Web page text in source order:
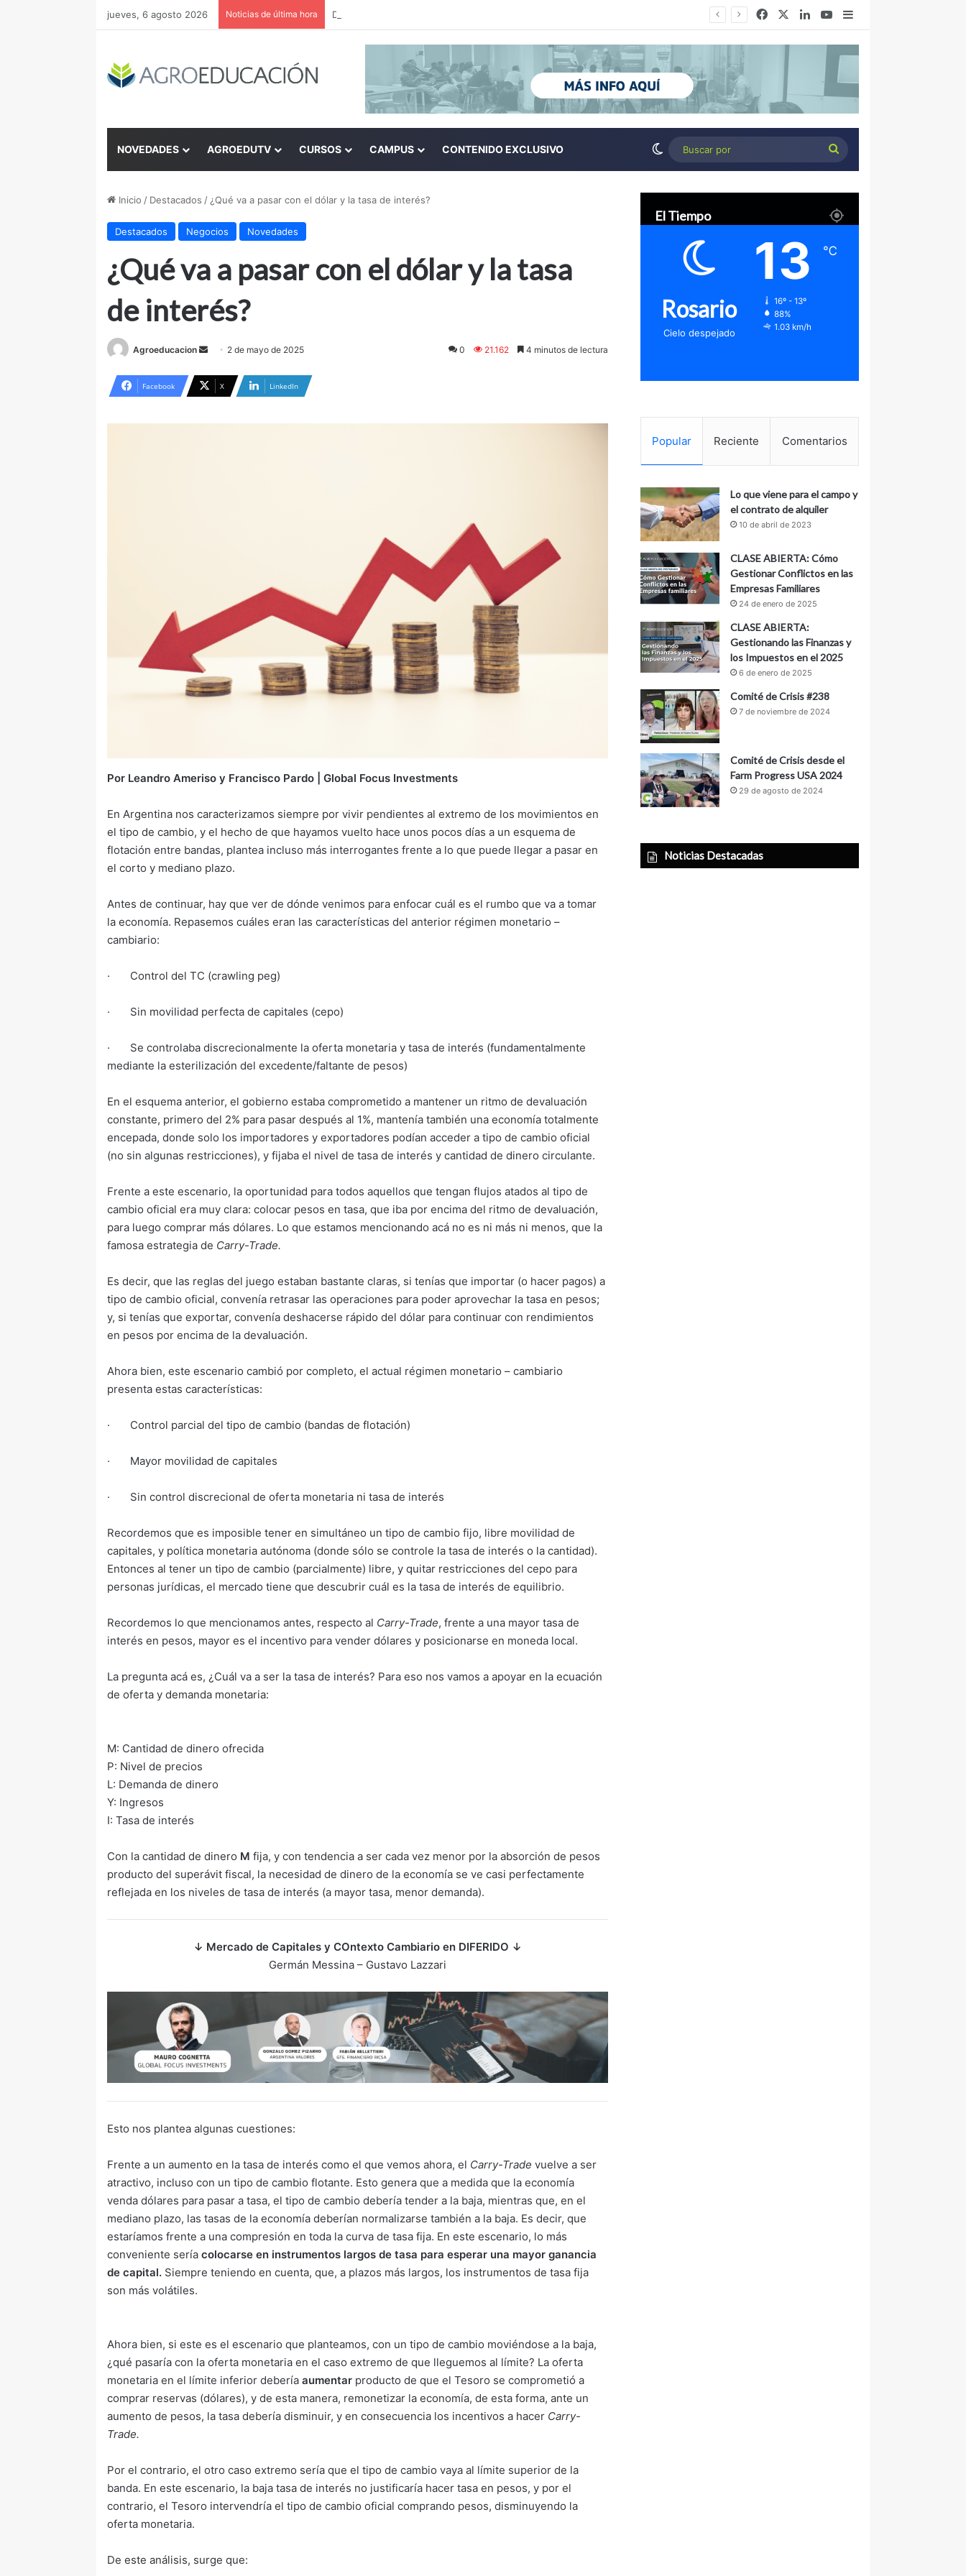
jueves, 6 agosto 2026 Noticias de última hora FacebookLinkedIn
YouTubeBarra lateral
NOVEDADES AGROEDUTV CURSOS CAMPUS CONTENIDO EXCLUSIVO Switch skin
Buscar
por
Inicio / Destacados / ¿Qué va a pasar con el dólar y la tasa de interés?
Destacados Negocios Novedades
¿Qué va a pasar con el dólar y la tasa
de interés?
Agroeducacion
Send
email
2 de mayo de 2025 0 21.162 4 minutos de lectura
Facebook X LinkedIn
Por Leandro Ameriso y Francisco Pardo | Global Focus Investments
En Argentina nos caracterizamos siempre por vivir pendientes al extremo de los movimientos en
el tipo de cambio, y el hecho de que hayamos vuelto hace unos pocos días a un esquema de
flotación entre bandas, plantea incluso más interrogantes frente a lo que puede llegar a pasar en
el corto y mediano plazo.
Antes de continuar, hay que ver de dónde venimos para enfocar cuál es el rumbo que va a tomar
la economía. Repasemos cuáles eran las características del anterior régimen monetario –
cambiario:
· Control del TC (crawling peg)
· Sin movilidad perfecta de capitales (cepo)
· Se controlaba discrecionalmente la oferta monetaria y tasa de interés (fundamentalmente
mediante la esterilización del excedente/faltante de pesos)
En el esquema anterior, el gobierno estaba comprometido a mantener un ritmo de devaluación
constante, primero del 2% para pasar después al 1%, mantenía también una economía totalmente
encepada, donde solo los importadores y exportadores podían acceder a tipo de cambio oficial
(no sin algunas restricciones), y fijaba el nivel de tasa de interés y cantidad de dinero circulante.
Frente a este escenario, la oportunidad para todos aquellos que tengan flujos atados al tipo de
cambio oficial era muy clara: colocar pesos en tasa, que iba por encima del ritmo de devaluación,
para luego comprar más dólares. Lo que estamos mencionando acá no es ni más ni menos, que la
famosa estrategia de Carry-Trade.
Es decir, que las reglas del juego estaban bastante claras, si tenías que importar (o hacer pagos) a
tipo de cambio oficial, convenía retrasar las operaciones para poder aprovechar la tasa en pesos;
y, si tenías que exportar, convenía deshacerse rápido del dólar para continuar con rendimientos
en pesos por encima de la devaluación.
Ahora bien, este escenario cambió por completo, el actual régimen monetario – cambiario
presenta estas características:
· Control parcial del tipo de cambio (bandas de flotación)
· Mayor movilidad de capitales
· Sin control discrecional de oferta monetaria ni tasa de interés
Recordemos que es imposible tener en simultáneo un tipo de cambio fijo, libre movilidad de
capitales, y política monetaria autónoma (donde sólo se controle la tasa de interés o la cantidad).
Entonces al tener un tipo de cambio (parcialmente) libre, y quitar restricciones del cepo para
personas jurídicas, el mercado tiene que descubrir cuál es la tasa de interés de equilibrio.
Recordemos lo que mencionamos antes, respecto al Carry-Trade, frente a una mayor tasa de
interés en pesos, mayor es el incentivo para vender dólares y posicionarse en moneda local.
La pregunta acá es, ¿Cuál va a ser la tasa de interés? Para eso nos vamos a apoyar en la ecuación
de oferta y demanda monetaria:
M: Cantidad de dinero ofrecida
P: Nivel de precios
L: Demanda de dinero
Y: Ingresos
I: Tasa de interés
Con la cantidad de dinero Mfija, y con tendencia a ser cada vez menor por la absorción de pesos
producto del superávit fiscal, la necesidad de dinero de la economía se ve casi perfectamente
reflejada en los niveles de tasa de interés (a mayor tasa, menor demanda).
↓ Mercado de Capitales y COntexto Cambiario en DIFERIDO ↓
Germán Messina – Gustavo Lazzari
Esto nos plantea algunas cuestiones:
Frente a un aumento en la tasa de interés como el que vemos ahora, el Carry-Tradevuelve a ser
atractivo, incluso con un tipo de cambio flotante. Esto genera que a medida que la economía
venda dólares para pasar a tasa, el tipo de cambio debería tender a la baja, mientras que, en el
mediano plazo, las tasas de la economía deberían normalizarse también a la baja. Es decir, que
estaríamos frente a una compresión en toda la curva de tasa fija. En este escenario, lo más
conveniente seríacolocarse en instrumentos largos de tasa para esperar una mayor ganancia
de capital. Siempre teniendo en cuenta, que, a plazos más largos, los instrumentos de tasa fija
son más volátiles.
Ahora bien, si este es el escenario que planteamos, con un tipo de cambio moviéndose a la baja,
¿qué pasaría con la oferta monetaria en el caso extremo de que lleguemos al límite? La oferta
monetaria en el límite inferior deberíaaumentar producto de que el Tesoro se comprometió a
comprar reservas (dólares), y de esta manera, remonetizar la economía, de esta forma, ante un
aumento de pesos, la tasa debería disminuir, y en consecuencia los incentivos a hacer Carry-
Trade.
Por el contrario, el otro caso extremo sería que el tipo de cambio vaya al límite superior de la
banda. En este escenario, la baja tasa de interés no justificaría hacer tasa en pesos, y por el
contrario, el Tesoro intervendría el tipo de cambio oficial comprando pesos, disminuyendo la
oferta monetaria.
De este análisis, surge que:
El Tiempo
Rosario
Cielo despejado
13 ℃
16º - 13º
88%
1.03 km/h
Popular Reciente Comentarios
Lo que viene para el campo y
el contrato de alquiler
10 de abril de 2023
CLASE ABIERTA: Cómo
Gestionar Conflictos en las
Empresas Familiares
24 de enero de 2025
CLASE ABIERTA:
Gestionando las Finanzas y
los Impuestos en el 2025
6 de enero de 2025
Comité de Crisis #238
7 de noviembre de 2024
Comité de Crisis desde el
Farm Progress USA 2024
29 de agosto de 2024
Noticias Destacadas